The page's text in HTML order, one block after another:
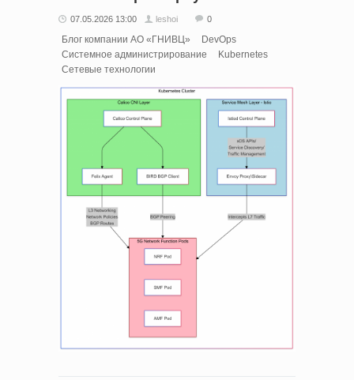
07.05.2026 13:00 leshoi 0
Блог компании АО «ГНИВЦ»
DevOps
Системное администрирование
Kubernetes
Сетевые технологии